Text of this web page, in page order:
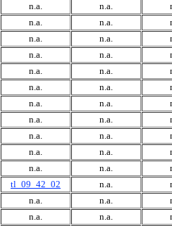
n.a. n.a.
n.a. n.a.
n.a. n.a.
n.a. n.a.
n.a. n.a.
n.a. n.a.
n.a. n.a.
n.a. n.a.
n.a. n.a.
n.a. n.a.
n.a. n.a.
tl_09_42_02 n.a.
n.a. n.a.
n.a. n.a.